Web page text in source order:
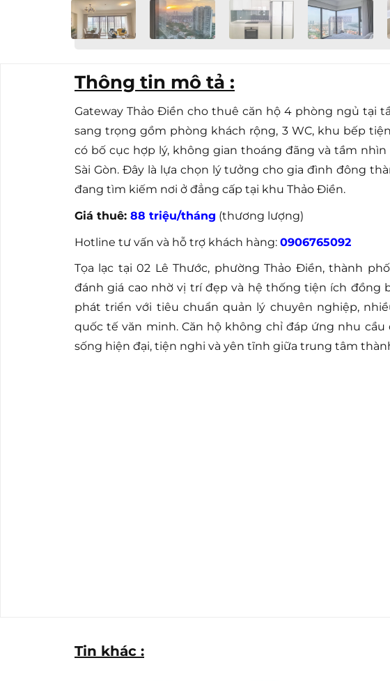
Thông tin mô tả :
Gateway Thảo Điền cho thuê căn hộ 4 phòng ngủ tại
sang trọng gồm phòng khách rộng, 3 WC, khu bếp
có bố cục hợp lý, không gian thoáng đãng và tầm
Sài Gòn. Đây là lựa chọn lý tưởng cho gia đình đông
đang tìm kiếm nơi ở đẳng cấp tại khu Thảo Điền.
Giá thuê: 88 triệu/tháng (thương lượng)
Hotline tư vấn và hỗ trợ khách hàng: 0906765092
Tọa lạc tại 02 Lê Thước, phường Thảo Điền, thành
đánh giá cao nhờ vị trí đẹp và hệ thống tiện ích đồng
phát triển với tiêu chuẩn quản lý chuyên nghiệp,
quốc tế văn minh. Căn hộ không chỉ đáp ứng nhu
sống hiện đại, tiện nghi và yên tĩnh giữa trung tâm
Tin khác :